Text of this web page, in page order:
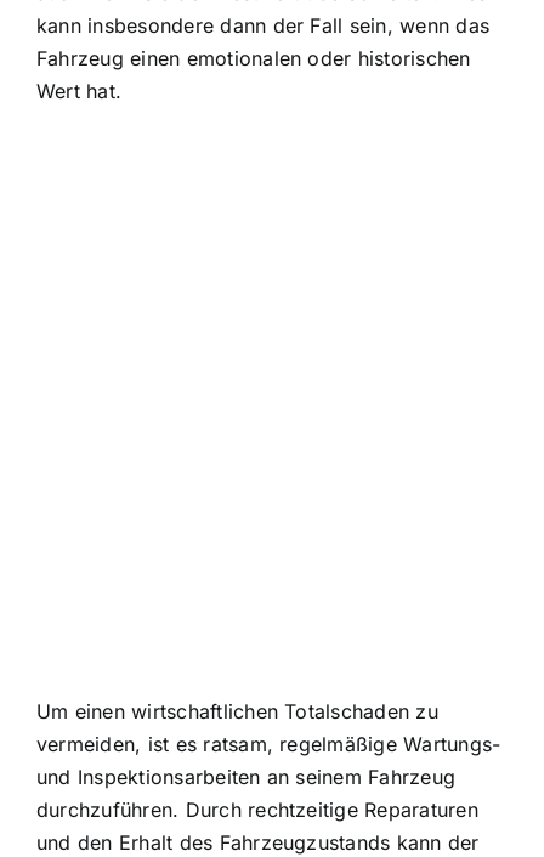
kann insbesondere dann der Fall sein, wenn das
Fahrzeug einen emotionalen oder historischen
Wert hat.
Um einen wirtschaftlichen Totalschaden zu
vermeiden, ist es ratsam, regelmäßige Wartungs-
und Inspektionsarbeiten an seinem Fahrzeug
durchzuführen. Durch rechtzeitige Reparaturen
und den Erhalt des Fahrzeugzustands kann der